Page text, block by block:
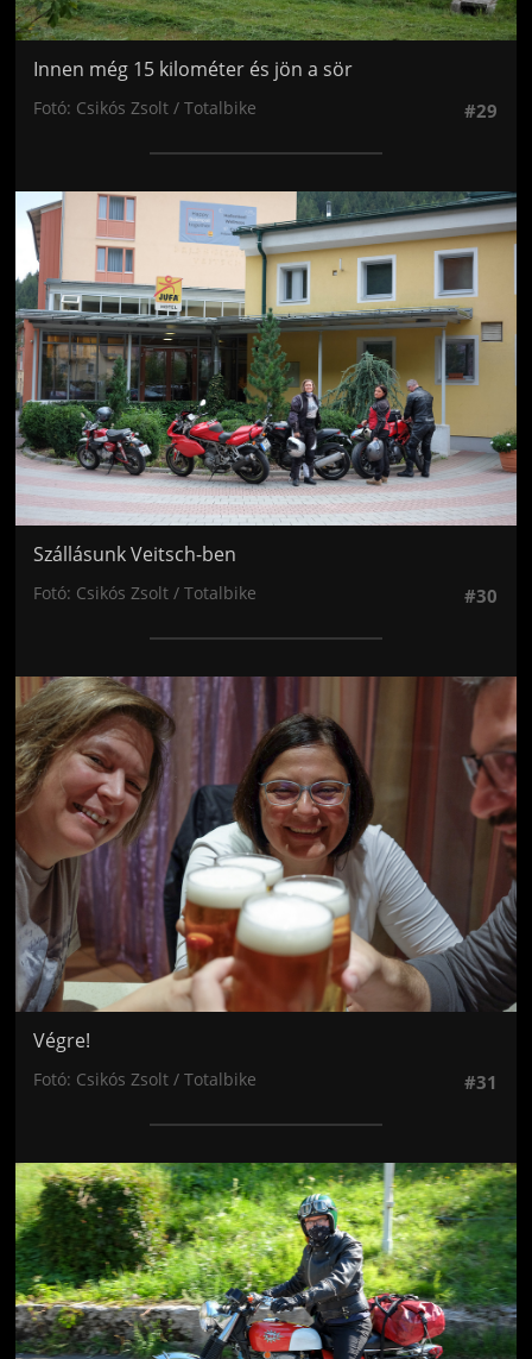
Innen még 15 kilométer és jön a sör
Fotó: Csikós Zsolt / Totalbike #29
Jön még kép!
Szállásunk Veitsch-ben
Fotó: Csikós Zsolt / Totalbike #30
Jön még kép!
Végre!
Fotó: Csikós Zsolt / Totalbike #31
Jön még kép!